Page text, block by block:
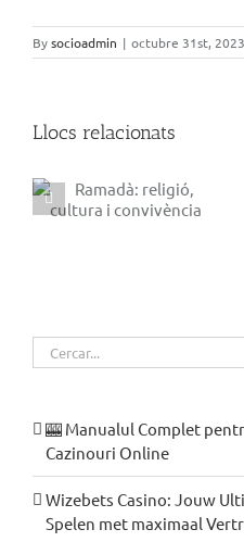
Bysocioadmin | octubre 31st, 2023
Llocs relacionats
Moments que parlen
per si sols…
Cerca
…
🎰 Manualul Complet
Cazinouri Online
Wizebets Casino: Jouw
Spelen met maximaal